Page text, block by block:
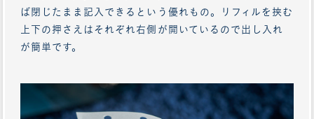
ば閉じたまま記入できるという優れもの。リフィルを挟む
上下の押さえはそれぞれ右側が開いているので出し入れ
が簡単です。